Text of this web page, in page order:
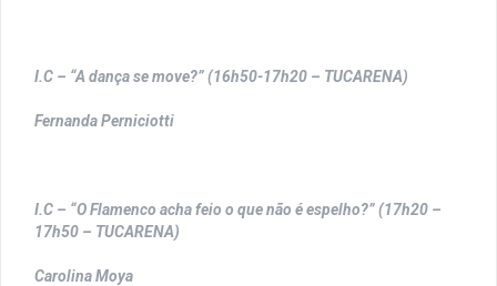
I.C – “A dança se move?”(16h50-17h20 – TUCARENA)
Fernanda Perniciotti
I.C – “O Flamenco acha feio o que não é espelho?”(17h20 –
17h50 – TUCARENA)
Carolina Moya